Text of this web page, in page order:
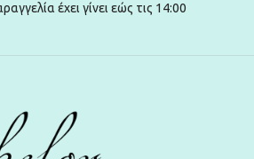
έχει γίνει εώς τις 14:00